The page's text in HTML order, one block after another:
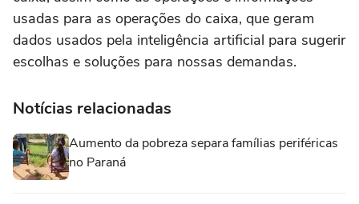
usadas para as operações do caixa, que geram
dados usados pela inteligência artificial para sugerir
escolhas e soluções para nossas demandas.
Notícias relacionadas
Aumento da pobreza separa famílias periféricas
no Paraná